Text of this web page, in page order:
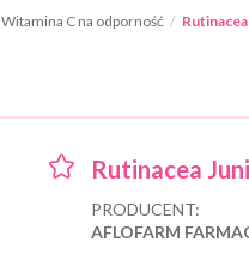
Witamina C na odporność
Rutinacea
PRODUCENT:
AFLOFARM